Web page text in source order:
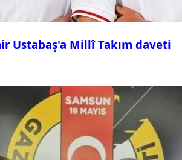
Ustabaş'a Millî Takım daveti